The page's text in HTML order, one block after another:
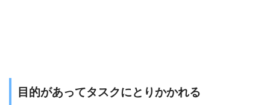
目的があってタスクにとりかかれる